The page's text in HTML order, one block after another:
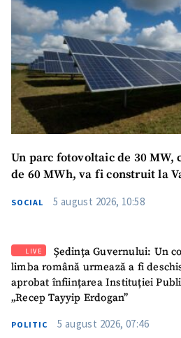
Un parc fotovoltaic de 30 MW,
de 60 MWh, va fi construit la
SOCIAL 5 august 2026, 10:58
LIVE
Ședința Guvernului: Un
limba română urmează a fi
aprobat înființarea Instituției
„Recep Tayyip Erdogan”
POLITIC 5 august 2026, 07:46